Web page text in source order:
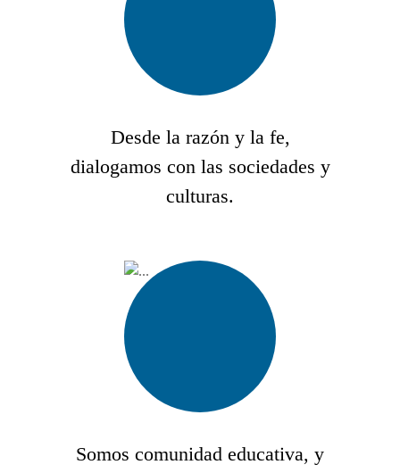
Desde la razón y la fe,
dialogamos con las sociedades y
culturas.
Somos comunidad educativa, y